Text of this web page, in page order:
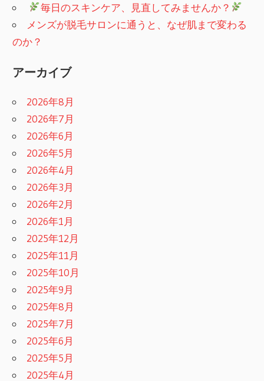
毎日のスキンケア、見直してみませんか？
メンズが脱毛サロンに通うと、なぜ肌まで変わる
のか？
アーカイブ
2026年8月
2026年7月
2026年6月
2026年5月
2026年4月
2026年3月
2026年2月
2026年1月
2025年12月
2025年11月
2025年10月
2025年9月
2025年8月
2025年7月
2025年6月
2025年5月
2025年4月